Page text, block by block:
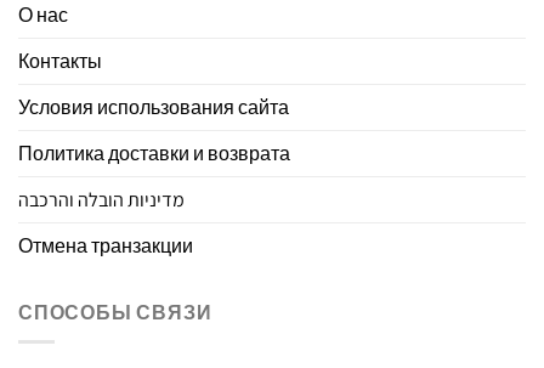
О нас
Контакты
Условия использования сайта
Политика доставки и возврата
מדיניות הובלה והרכבה
Отмена транзакции
СПОСОБЫ СВЯЗИ